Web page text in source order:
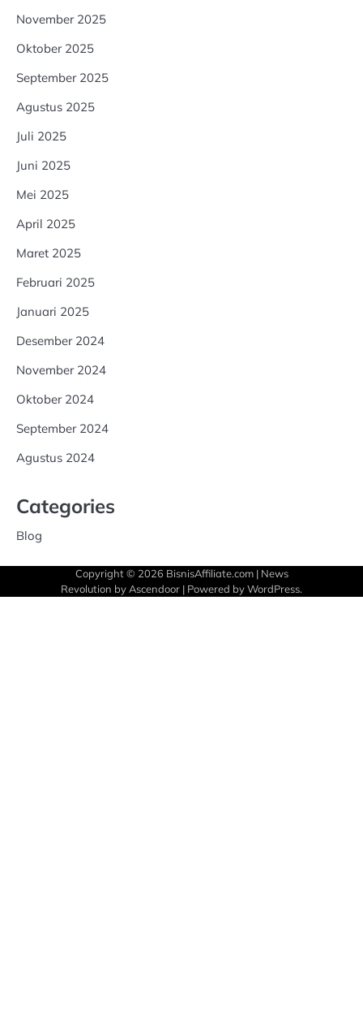
November 2025
Oktober 2025
September 2025
Agustus 2025
Juli 2025
Juni 2025
Mei 2025
April 2025
Maret 2025
Februari 2025
Januari 2025
Desember 2024
November 2024
Oktober 2024
September 2024
Agustus 2024
Categories
Blog
Copyright © 2026 BisnisAffiliate.com| News
Revolution by Ascendoor | Powered byWordPress.